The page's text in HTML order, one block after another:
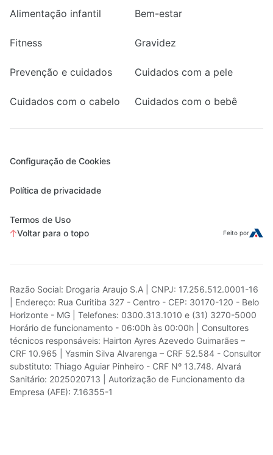
Alimentação infantil Bem-estar
Fitness Gravidez
Prevenção e cuidados Cuidados com a pele
Cuidados com o cabelo Cuidados com o bebê
Configuração de Cookies
Política de privacidade
Termos de Uso
Voltar para o topo
Feito por
Razão Social: Drogaria Araujo S.A | CNPJ: 17.256.512.0001-16
| Endereço: Rua Curitiba 327 - Centro - CEP: 30170-120 - Belo
Horizonte - MG | Telefones: 0300.313.1010 e (31) 3270-5000
Horário de funcionamento - 06:00h às 00:00h | Consultores
técnicos responsáveis: Hairton Ayres Azevedo Guimarães –
CRF 10.965 | Yasmin Silva Alvarenga – CRF 52.584 - Consultor
substituto: Thiago Aguiar Pinheiro - CRF Nº 13.748. Alvará
Sanitário: 2025020713 | Autorização de Funcionamento da
Empresa (AFE): 7.16355-1